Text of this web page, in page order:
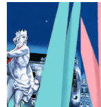
producto
tiene
múltiples
variantes.
Las